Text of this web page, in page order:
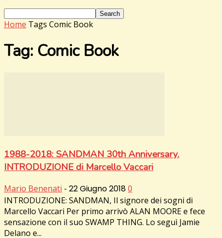
Home Tags Comic Book
Tag: Comic Book
1988-2018: SANDMAN 30th Anniversary.
INTRODUZIONE di Marcello Vaccari
Mario Benenati - 22 Giugno 20180
INTRODUZIONE: SANDMAN, Il signore dei sogni di
Marcello Vaccari Per primo arrivò ALAN MOORE e fece
sensazione con il suo SWAMP THING. Lo seguì Jamie
Delano e...